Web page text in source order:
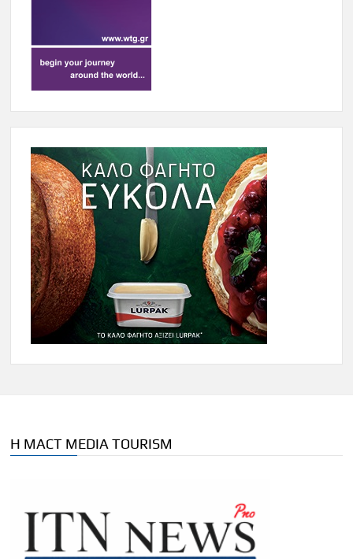
Η MACT MEDIA TOURISM